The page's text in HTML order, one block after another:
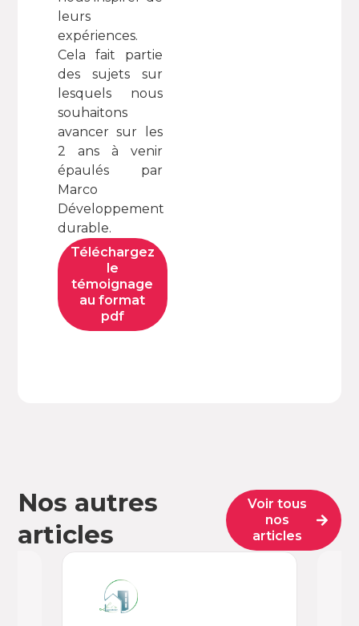
leurs
expériences.
Cela fait partie
des sujets sur
lesquels nous
souhaitons
avancer sur les
2 ans à venir
épaulés par
Marco
Développement
durable.
Téléchargez
le
témoignage
au format
pdf
Nos autres
articles
Voir tous
nos
articles